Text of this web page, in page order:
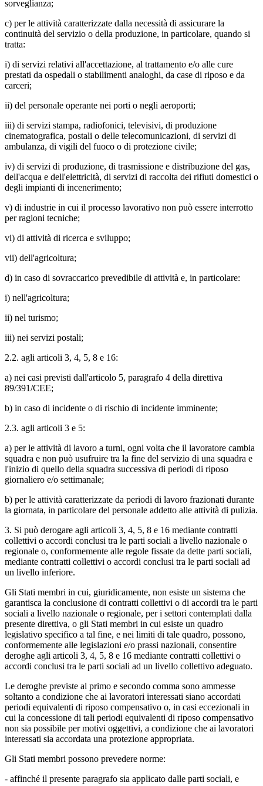
sorveglianza;
c) per le attività caratterizzate dalla necessità di assicurare la
continuità del servizio o della produzione, in particolare, quando si
tratta:
i) di servizi relativi all'accettazione, al trattamento e/o alle cure
prestati da ospedali o stabilimenti analoghi, da case di riposo e da
carceri;
ii) del personale operante nei porti o negli aeroporti;
iii) di servizi stampa, radiofonici, televisivi, di produzione
cinematografica, postali o delle telecomunicazioni, di servizi di
ambulanza, di vigili del fuoco o di protezione civile;
iv) di servizi di produzione, di trasmissione e distribuzione del gas,
dell'acqua e dell'elettricità, di servizi di raccolta dei rifiuti domestici o
degli impianti di incenerimento;
v) di industrie in cui il processo lavorativo non può essere interrotto
per ragioni tecniche;
vi) di attività di ricerca e sviluppo;
vii) dell'agricoltura;
d) in caso di sovraccarico prevedibile di attività e, in particolare:
i) nell'agricoltura;
ii) nel turismo;
iii) nei servizi postali;
2.2. agli articoli 3, 4, 5, 8 e 16:
a) nei casi previsti dall'articolo 5, paragrafo 4 della direttiva
89/391/CEE;
b) in caso di incidente o di rischio di incidente imminente;
2.3. agli articoli 3 e 5:
a) per le attività di lavoro a turni, ogni volta che il lavoratore cambia
squadra e non può usufruire tra la fine del servizio di una squadra e
l'inizio di quello della squadra successiva di periodi di riposo
giornaliero e/o settimanale;
b) per le attività caratterizzate da periodi di lavoro frazionati durante
la giornata, in particolare del personale addetto alle attività di pulizia.
3. Si può derogare agli articoli 3, 4, 5, 8 e 16 mediante contratti
collettivi o accordi conclusi tra le parti sociali a livello nazionale o
regionale o, conformemente alle regole fissate da dette parti sociali,
mediante contratti collettivi o accordi conclusi tra le parti sociali ad
un livello inferiore.
Gli Stati membri in cui, giuridicamente, non esiste un sistema che
garantisca la conclusione di contratti collettivi o di accordi tra le parti
sociali a livello nazionale o regionale, per i settori contemplati dalla
presente direttiva, o gli Stati membri in cui esiste un quadro
legislativo specifico a tal fine, e nei limiti di tale quadro, possono,
conformemente alle legislazioni e/o prassi nazionali, consentire
deroghe agli articoli 3, 4, 5, 8 e 16 mediante contratti collettivi o
accordi conclusi tra le parti sociali ad un livello collettivo adeguato.
Le deroghe previste al primo e secondo comma sono ammesse
soltanto a condizione che ai lavoratori interessati siano accordati
periodi equivalenti di riposo compensativo o, in casi eccezionali in
cui la concessione di tali periodi equivalenti di riposo compensativo
non sia possibile per motivi oggettivi, a condizione che ai lavoratori
interessati sia accordata una protezione appropriata.
Gli Stati membri possono prevedere norme:
- affinché il presente paragrafo sia applicato dalle parti sociali, e